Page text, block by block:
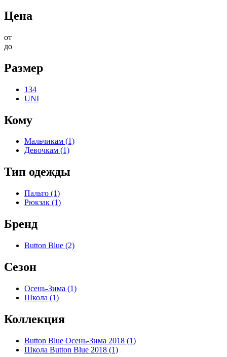
Цена
от
до
Размер
134
UNI
Кому
Мальчикам (1)
Девочкам (1)
Тип одежды
Пальто (1)
Рюкзак (1)
Бренд
Button Blue (2)
Сезон
Осень-Зима (1)
Школа (1)
Коллекция
Button Blue Осень-Зима 2018 (1)
Школа Button Blue 2018 (1)